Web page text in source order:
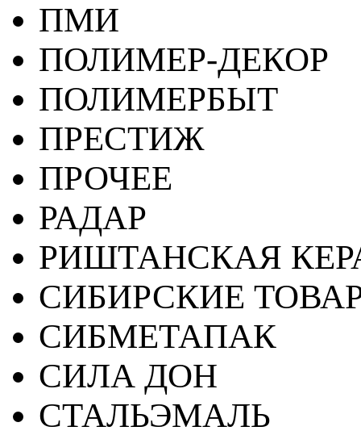
ПМИ
ПОЛИМЕР-ДЕКОР
ПОЛИМЕРБЫТ
ПРЕСТИЖ
ПРОЧЕЕ
РАДАР
РИШТАНСКАЯ
СИБИРСКИЕ
СИБМЕТАПАК
СИЛА ДОН
СТАЛЬЭМАЛЬ